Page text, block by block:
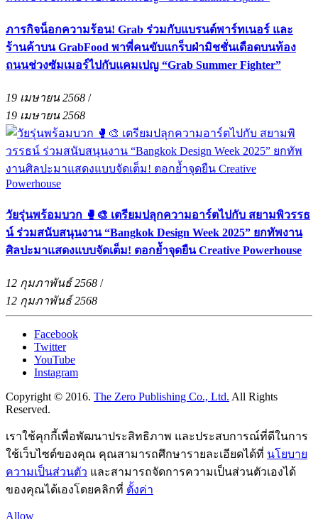
ภารกิจน็อกความร้อน! Grab ร่วมกับแบรนด์พาร์ทเนอร์ และ
ร้านค้าบน GrabFood พาพี่คนขับแกร็บฝ่ามิชชั่นเดือดบนท้อง
ถนนช่วงซัมเมอร์ไปกับแคมเปญ “Grab Summer Fighter”
19 เมษายน 2568 /
19 เมษายน 2568
วัยรุ่นพร้อมบวก 🥊🎨 เตรียมปลุกความอาร์ตไปกับ สยามพิวรรธ
น์ ร่วมสนับสนุนงาน “Bangkok Design Week 2025” ยกทัพงาน
ศิลปะมาแสดงแบบจัดเต็ม! ตอกย้ำจุดยืน Creative Powerhouse
12 กุมภาพันธ์ 2568 /
12 กุมภาพันธ์ 2568
Facebook
Twitter
YouTube
Instagram
Copyright © 2016. The Zero Publishing Co., Ltd. All Rights
Reserved.
เราใช้คุกกี้เพื่อพัฒนาประสิทธิภาพ และประสบการณ์ที่ดีในการ
ใช้เว็บไซต์ของคุณ คุณสามารถศึกษารายละเอียดได้ที่ นโยบาย
ความเป็นส่วนตัว และสามารถจัดการความเป็นส่วนตัวเองได้
ของคุณได้เองโดยคลิกที่ ตั้งค่า
Allow